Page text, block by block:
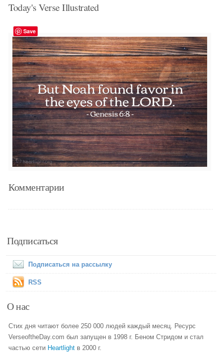
Today's Verse Illustrated
Save
Комментарии
Подписаться
Подписаться на рассылку
RSS
О нас
Стих дня читают более 250 000 людей каждый месяц. Ресурс
VerseoftheDay.com был запущен в 1998 г. Беном Стридом и стал
частью сети Heartlight в 2000 г.